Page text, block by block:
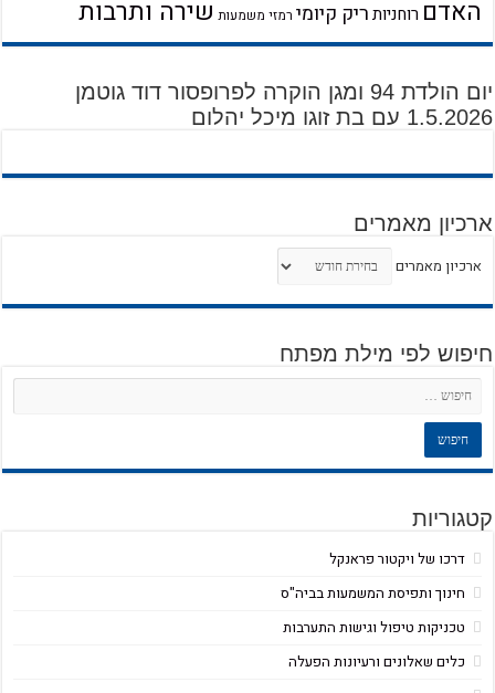
האדם רוחניותריק קיומי רמזי משמעות שירה ותרבות
יום הולדת 94 ומגן הוקרה לפרופסור דוד גוטמן
1.5.2026 עם בת זוגו מיכל יהלום
ארכיון מאמרים
ארכיון מאמרים
חיפוש לפי מילת מפתח
קטגוריות
דרכו של ויקטור פראנקל
חינוך ותפיסת המשמעות בביה"ס
טכניקות טיפול וגישות התערבות
כלים שאלונים ורעיונות הפעלה